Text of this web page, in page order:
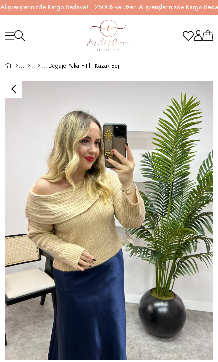
Kargo Bedava! 2500₺ ve Üzeri Alışverişlerinizde Kargo Bedava!
Degaje Yaka Fitilli Kazak Bej